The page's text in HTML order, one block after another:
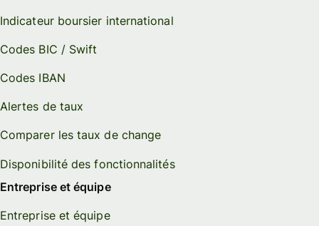
Indicateur boursier international
Codes BIC / Swift
Codes IBAN
Alertes de taux
Comparer les taux de change
Disponibilité des fonctionnalités
Entreprise et équipe
Entreprise et équipe